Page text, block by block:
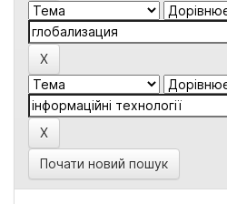
Почати новий пошук